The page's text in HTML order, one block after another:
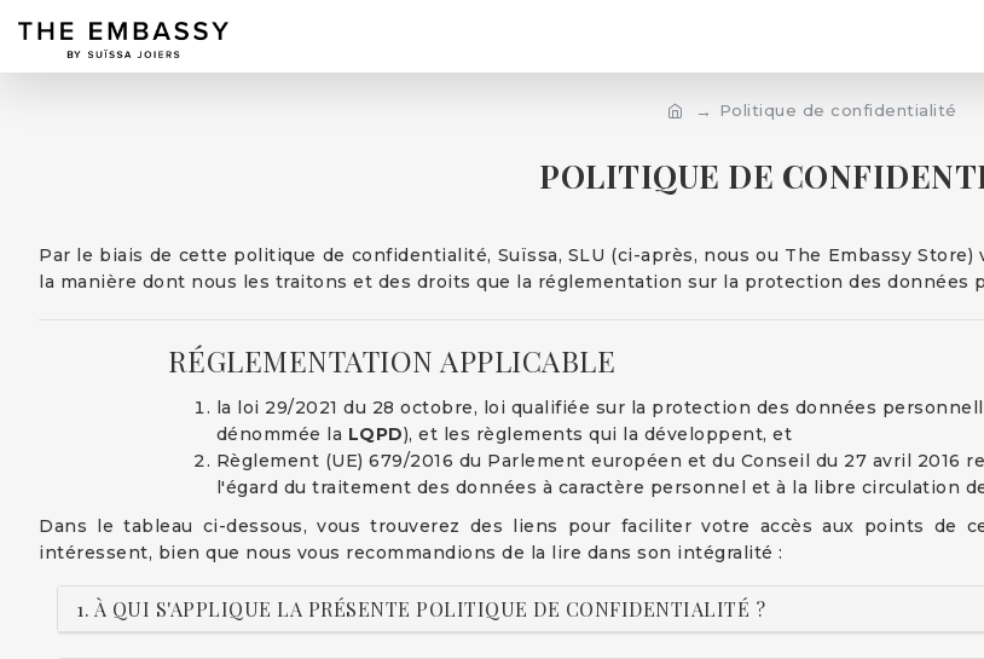
Politique de confidentialité
POLITIQUE DE
Par le biais de cette politique de confidentialité, Suïssa, SLU (ci-après, nous ou The Embassy
la manière dont nous les traitons et des droits que la réglementation sur la protection des données
RÉGLEMENTATION APPLICABLE
la loi 29/2021 du 28 octobre, loi qualifiée sur la protection des données
dénommée la LQPD), et les règlements qui la développent, et
Règlement (UE) 679/2016 du Parlement européen et du Conseil du 27 avril 2016
l'égard du traitement des données à caractère personnel et à la libre circulation
Dans le tableau ci-dessous, vous trouverez des liens pour faciliter votre accès aux points de
intéressent, bien que nous vous recommandions de la lire dans son intégralité :
1. À QUI S'APPLIQUE LA PRÉSENTE POLITIQUE DE CONFIDENTIALITÉ ?